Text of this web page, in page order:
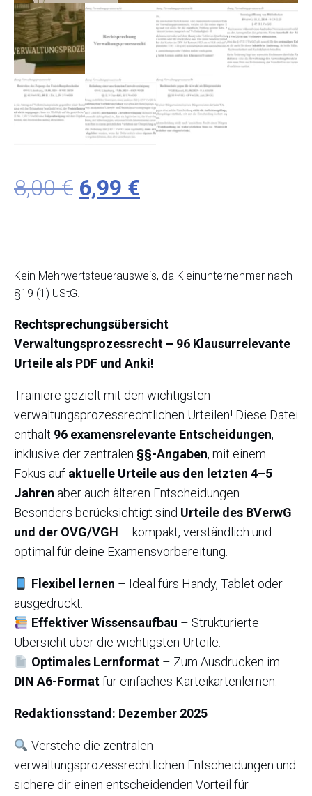
8,00€ Ursprünglicher
8,00 €
6,99 €
Kein Mehrwertsteuerausweis, da Kleinunternehmer nach
§19 (1) UStG.
Rechtsprechungsübersicht
Verwaltungsprozessrecht – 96 Klausurrelevante
Urteile als PDF und Anki!
Trainiere gezielt mit den wichtigsten
verwaltungsprozessrechtlichen Urteilen! Diese Datei
enthält 96 examensrelevante Entscheidungen,
inklusive der zentralen §§-Angaben, mit einem
Fokus auf aktuelle Urteile aus den letzten 4–5
Jahren aber auch älteren Entscheidungen.
Besonders berücksichtigt sind Urteile des BVerwG
und der OVG/VGH – kompakt, verständlich und
optimal für deine Examensvorbereitung.
Flexibel lernen – Ideal fürs Handy, Tablet oder
ausgedruckt.
Effektiver Wissensaufbau – Strukturierte
Übersicht über die wichtigsten Urteile.
Optimales Lernformat– Zum Ausdrucken im
DIN A6-Formatfür einfaches Karteikartenlernen.
Redaktionsstand: Dezember 2025
Verstehe die zentralen
verwaltungsprozessrechtlichen Entscheidungen und
sichere dir einen entscheidenden Vorteil für